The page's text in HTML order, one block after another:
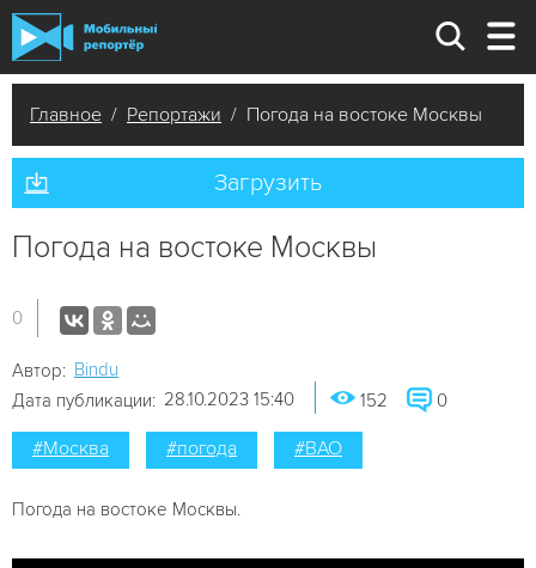
Главное / Репортажи / Погода на востоке Москвы
Загрузить
Погода на востоке Москвы
0
Автор: Bindu
Дата публикации: 28.10.2023 15:40 152 0
#Москва #погода #ВАО
Погода на востоке Москвы.